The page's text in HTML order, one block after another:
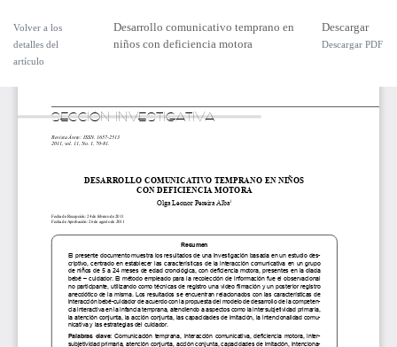
Volver a los
detalles del
artículo
Desarrollo comunicativo temprano en
niños con deficiencia motora
Descargar
Descargar PDF